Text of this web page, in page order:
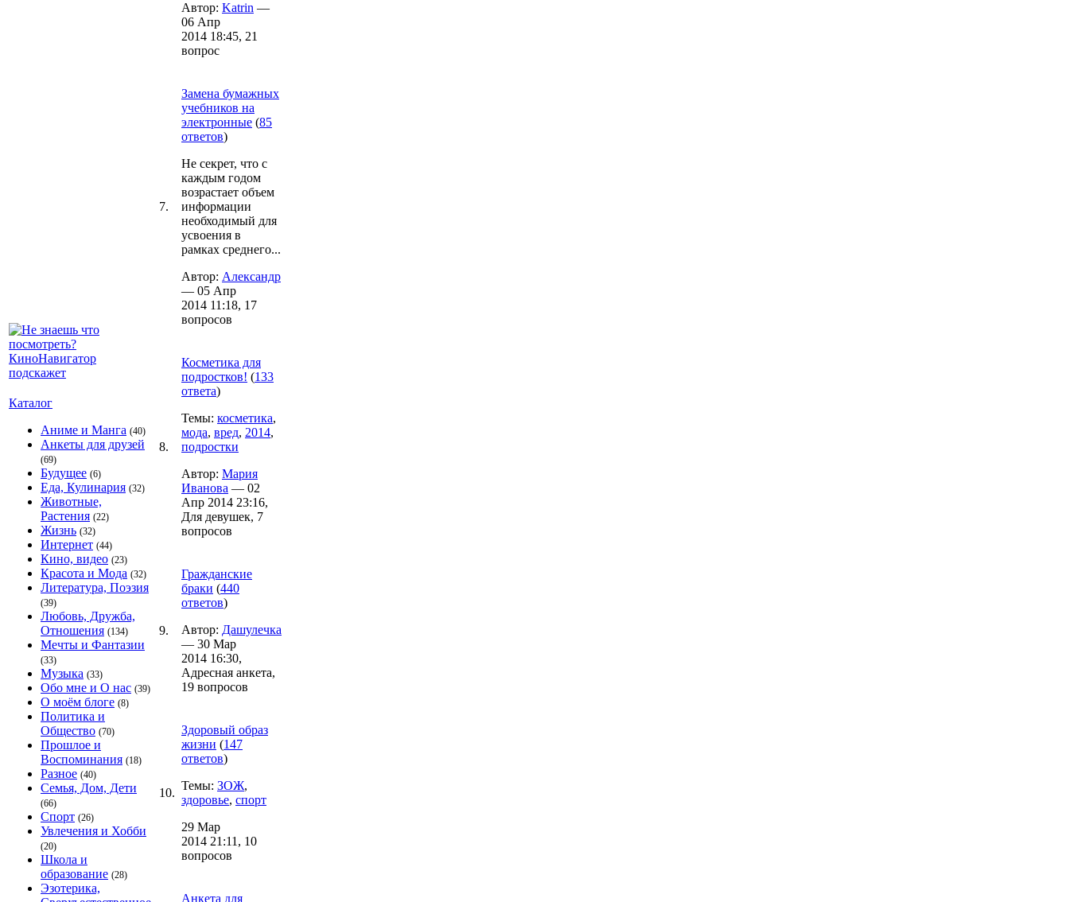
Каталог
Аниме и Манга (40)
Анкеты для друзей
(69)
Будущее (6)
Еда, Кулинария (32)
Животные,
Растения (22)
Жизнь (32)
Интернет (44)
Кино, видео (23)
Красота и Мода (32)
Литература, Поэзия
(39)
Любовь, Дружба,
Отношения (134)
Мечты и Фантазии
(33)
Музыка (33)
Обо мне и О нас (39)
О моём блоге (8)
Политика и
Общество (70)
Прошлое и
Воспоминания (18)
Разное (40)
Семья, Дом, Дети
(66)
Спорт (26)
Увлечения и Хобби
(20)
Школа и
образование (28)
Эзотерика,
Автор: Katrin —
06 Апр
2014 18:45, 21
вопрос
7.
Замена бумажных
учебников на
электронные (85
ответов)
Не секрет, что с
каждым годом
возрастает объем
информации
необходимый для
усвоения в
рамках среднего...
Автор: Александр
— 05 Апр
2014 11:18, 17
вопросов
8.
Косметика для
подростков! (133
ответа)
Темы: косметика,
мода, вред, 2014,
подростки
Автор: Мария
Иванова — 02
Апр 2014 23:16,
Для девушек, 7
вопросов
9.
Гражданские
браки (440
ответов)
Автор: Дашулечка
— 30 Мар
2014 16:30,
Адресная анкета,
19 вопросов
10.
Здоровый образ
жизни (147
ответов)
Темы: ЗОЖ,
здоровье, спорт
29 Мар
2014 21:11, 10
вопросов
Анкета для